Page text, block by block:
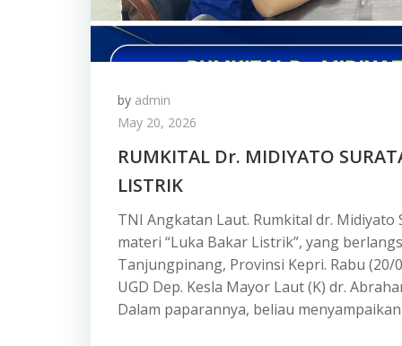
by admin
May 20, 2026
RUMKITAL Dr. MIDIYATO
LISTRIK
TNI Angkatan Laut. Rumkital dr.
materi “Luka Bakar Listrik”, yang
Tanjungpinang, Provinsi Kepri. Rabu
UGD Dep. Kesla Mayor Laut (K) dr.
Dalam paparannya, beliau